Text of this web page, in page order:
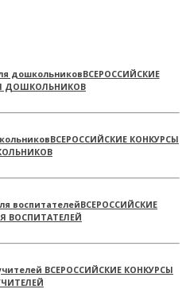
ВСЕРОССИЙСКИЕ
ДОШКОЛЬНИКОВ
ВСЕРОССИЙСКИЕ КОНКУРСЫ
ВСЕРОССИЙСКИЕ
ВОСПИТАТЕЛЕЙ
ВСЕРОССИЙСКИЕ КОНКУРСЫ